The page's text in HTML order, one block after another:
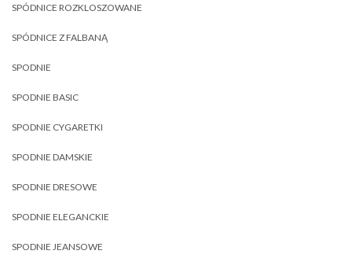
SPÓDNICE ROZKLOSZOWANE
SPÓDNICE Z FALBANĄ
SPODNIE
SPODNIE BASIC
SPODNIE CYGARETKI
SPODNIE DAMSKIE
SPODNIE DRESOWE
SPODNIE ELEGANCKIE
SPODNIE JEANSOWE